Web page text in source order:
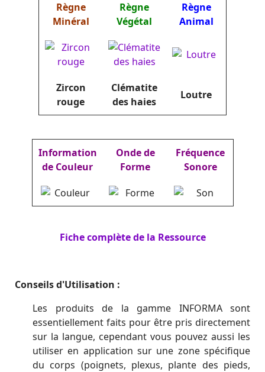
Règne
Minéral
Règne
Végétal
Règne
Animal
Zircon
rouge
Clématite
des haies
Loutre
Information
de Couleur
Onde de
Forme
Fréquence
Sonore
Fiche complète de la Ressource
Conseils d'Utilisation :
Les produits de la gamme INFORMA sont
essentiellement faits pour être pris directement
sur la langue, cependant vous pouvez aussi les
utiliser en application sur une zone spécifique
du corps (poignets, plexus, plante des pieds,